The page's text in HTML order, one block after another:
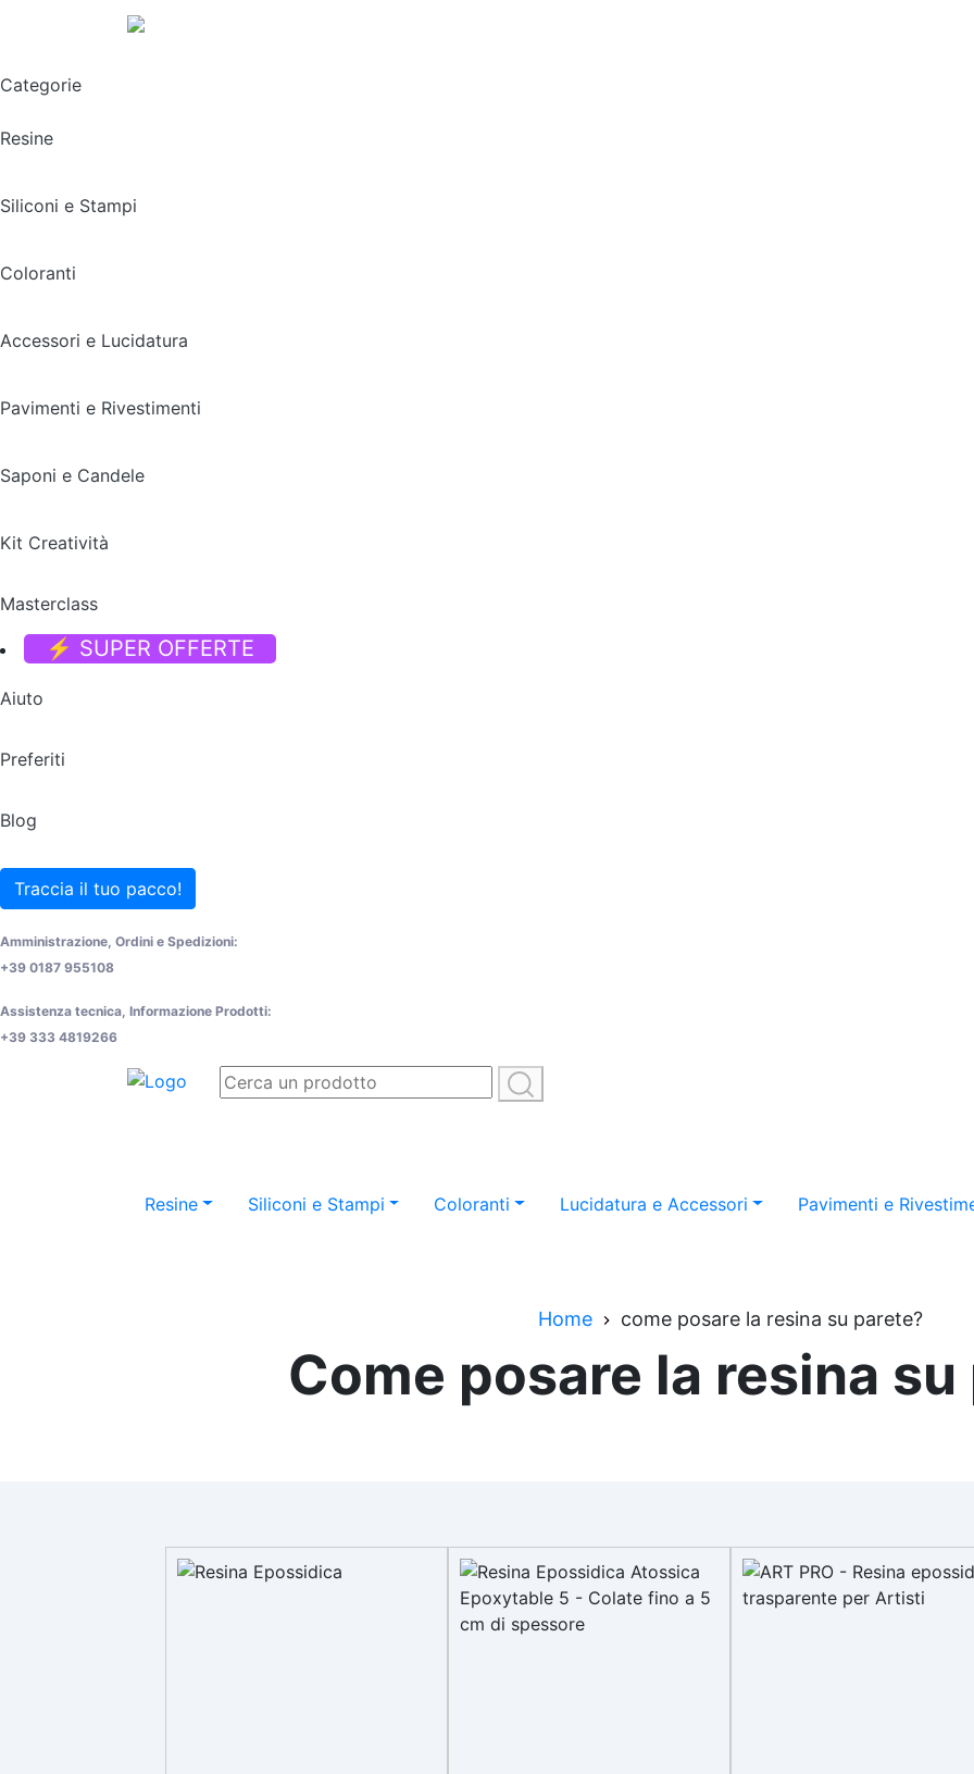
Categorie
Resine
Siliconi e Stampi
Coloranti
Accessori e Lucidatura
Pavimenti e Rivestimenti
Saponi e Candele
Kit Creatività
Masterclass
⚡ SUPER OFFERTE
Aiuto
Preferiti
Blog
Traccia il tuo pacco!
Amministrazione, Ordini e Spedizioni:
+39 0187 955108
Assistenza tecnica, Informazione Prodotti:
+39 333 4819266
Resine Siliconi e Stampi Coloranti Lucidatura e Accessori Pavimenti e
Home come posare la resina su parete?
Come posare la resina su